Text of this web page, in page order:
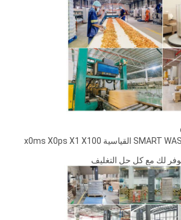
تتضمن سلسلة آلات SMART WASP القياسية x0ms X0ps X1 X100
لك مع كل حل التغليف